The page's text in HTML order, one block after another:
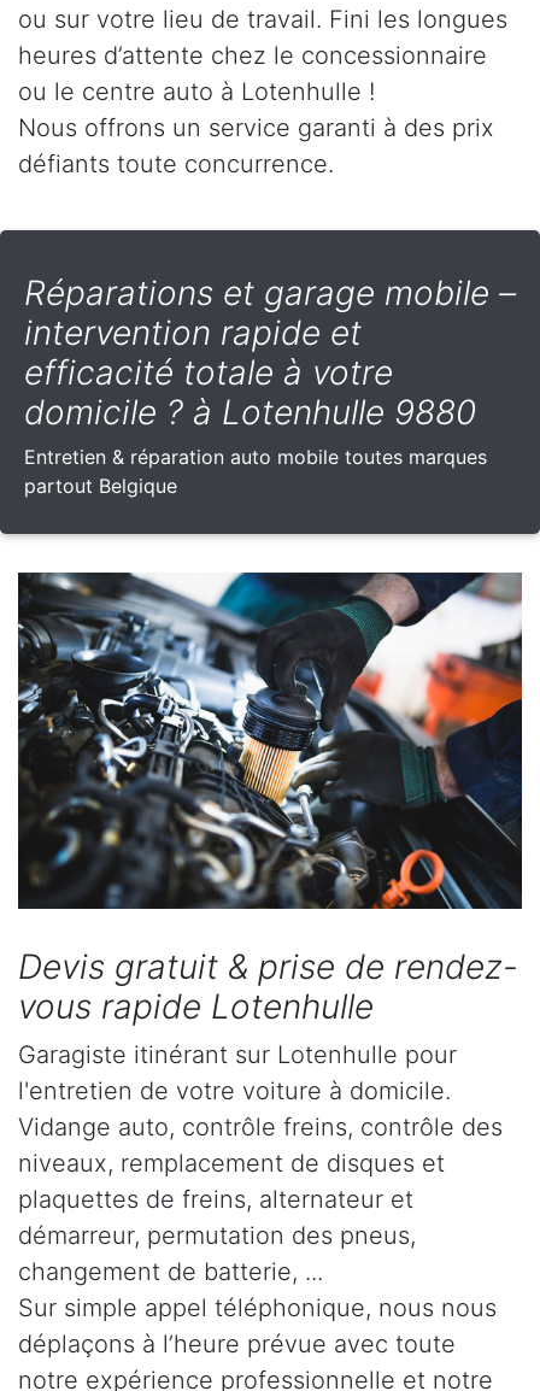
ou sur votre lieu de travail. Fini les longues
heures d’attente chez le concessionnaire
ou le centre auto à Lotenhulle !
Nous offrons un service garanti à des prix
défiants toute concurrence.
Réparations et garage mobile –
intervention rapide et
efficacité totale à votre
domicile ? à Lotenhulle 9880
Entretien & réparation auto mobile toutes marques
partout Belgique
Devis gratuit & prise de rendez-
vous rapide Lotenhulle
Garagiste itinérant sur Lotenhulle pour
l'entretien de votre voiture à domicile.
Vidange auto, contrôle freins, contrôle des
niveaux, remplacement de disques et
plaquettes de freins, alternateur et
démarreur, permutation des pneus,
changement de batterie, ...
Sur simple appel téléphonique, nous nous
déplaçons à l’heure prévue avec toute
notre expérience professionnelle et notre